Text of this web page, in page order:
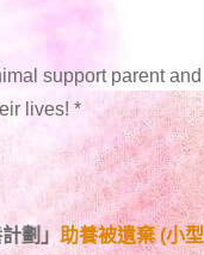
support parent
lives! *
劃 」助養被遺棄 (小